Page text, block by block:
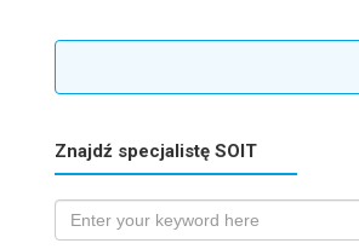
Znajdź specjalistę SOIT